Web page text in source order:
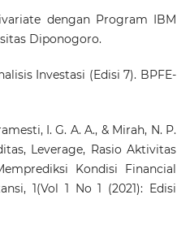
dengan Program IBM
Diponogoro.
Investasi (Edisi 7). BPFE-
I. G. A. A., & Mirah, N. P.
Leverage, Rasio Aktivitas
Kondisi Financial
1(Vol 1 No 1 (2021): Edisi